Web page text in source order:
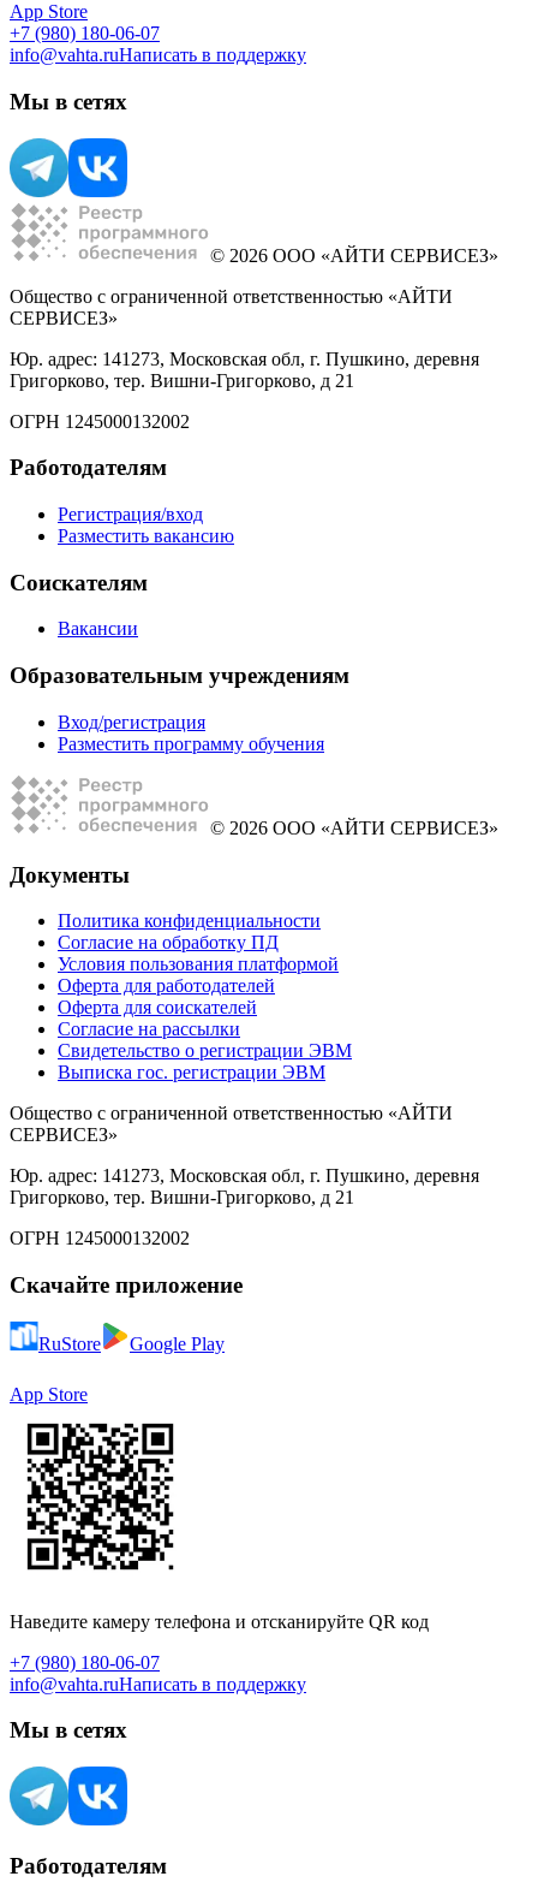
App Store
+7 (980) 180-06-07
info@vahta.ruНаписать в поддержку
Мы в сетях
© 2026 ООО «АЙТИ СЕРВИСЕЗ»
Общество с ограниченной ответственностью «АЙТИ
СЕРВИСЕЗ»
Юр. адрес: 141273, Московская обл, г. Пушкино, деревня
Григорково, тер. Вишни-Григорково, д 21
ОГРН 1245000132002
Работодателям
Регистрация/вход
Разместить вакансию
Соискателям
Вакансии
Образовательным учреждениям
Вход/регистрация
Разместить программу обучения
© 2026 ООО «АЙТИ СЕРВИСЕЗ»
Документы
Политика конфиденциальности
Согласие на обработку ПД
Условия пользования платформой
Оферта для работодателей
Оферта для соискателей
Согласие на рассылки
Свидетельство о регистрации ЭВМ
Выписка гос. регистрации ЭВМ
Общество с ограниченной ответственностью «АЙТИ
СЕРВИСЕЗ»
Юр. адрес: 141273, Московская обл, г. Пушкино, деревня
Григорково, тер. Вишни-Григорково, д 21
ОГРН 1245000132002
Скачайте приложение
RuStore Google Play
App Store
Наведите камеру телефона и отсканируйте QR код
+7 (980) 180-06-07
info@vahta.ruНаписать в поддержку
Мы в сетях
Работодателям